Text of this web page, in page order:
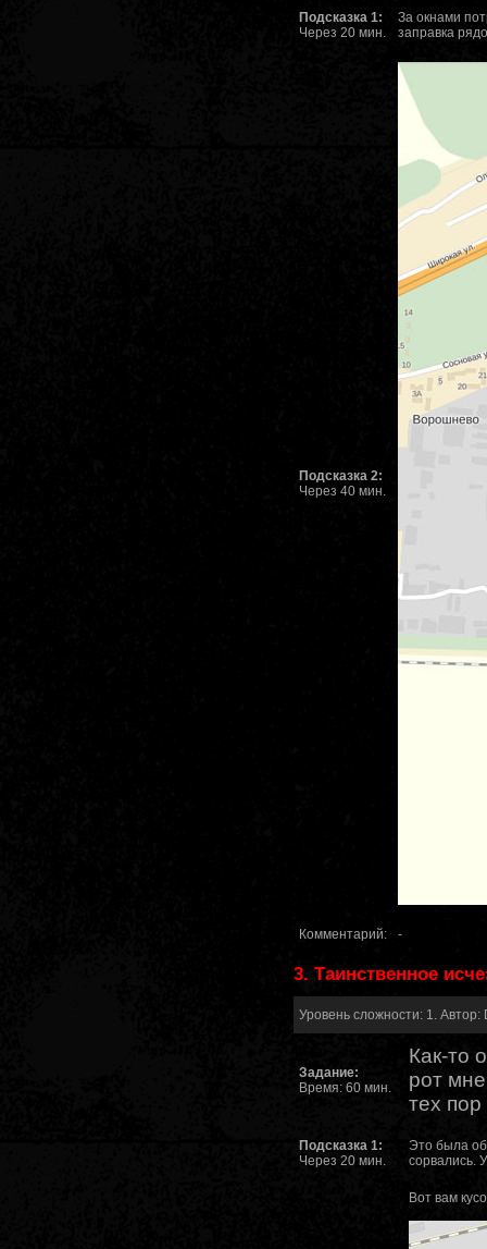
Подсказка 1:
Через 20 мин.
За окнами
заправка
Подсказка 2:
Через 40 мин.
Комментарий: -
3. Таинственное
Уровень сложности: 1.
Задание:
Время: 60 мин.
Как-то
рот
тех
Подсказка 1:
Через 20 мин.
Это была
сорвались.
Вот вам